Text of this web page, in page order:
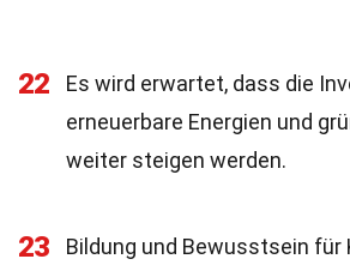
22
Es wird erwartet, dass die
erneuerbare Energien und
weiter steigen werden.
23
Bildung und Bewusstsein für